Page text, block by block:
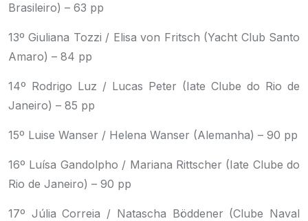
Brasileiro) – 63 pp
13º Giuliana Tozzi / Elisa von Fritsch (Yacht Club Santo
Amaro) – 84 pp
14º Rodrigo Luz / Lucas Peter (Iate Clube do Rio de
Janeiro) – 85 pp
15º Luise Wanser / Helena Wanser (Alemanha) – 90 pp
16º Luísa Gandolpho / Mariana Rittscher (Iate Clube do
Rio de Janeiro) – 90 pp
17º Júlia Correia / Natascha Böddener (Clube Naval